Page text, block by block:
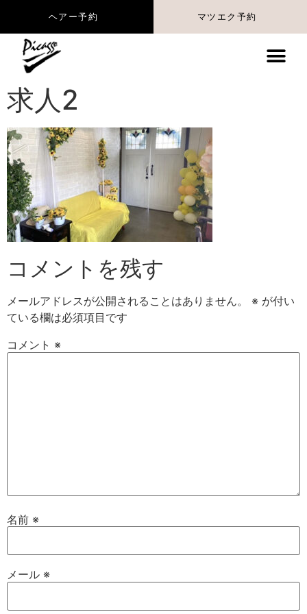
ヘアー予約 マツエク予約
求人2
コメントを残す
メールアドレスが公開されることはありません。 ※ が付い
ている欄は必須項目です
コメント ※
名前 ※
メール ※